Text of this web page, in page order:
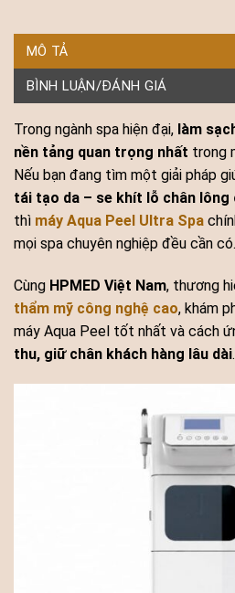
MÔ TẢ
BÌNH LUẬN/ĐÁNH GIÁ
Trong ngành spa hiện đại, làm
nền tảng quan trọng nhất trong
Nếu bạn đang tìm một giải pháp
tái tạo da – se khít lỗ chân
thì máy Aqua Peel Ultra Spa
mọi spa chuyên nghiệp đều cần có.
Cùng HPMED Việt Nam, thương
thẩm mỹ công nghệ cao, khám
máy Aqua Peel tốt nhất và cách
thu, giữ chân khách hàng lâu dài.